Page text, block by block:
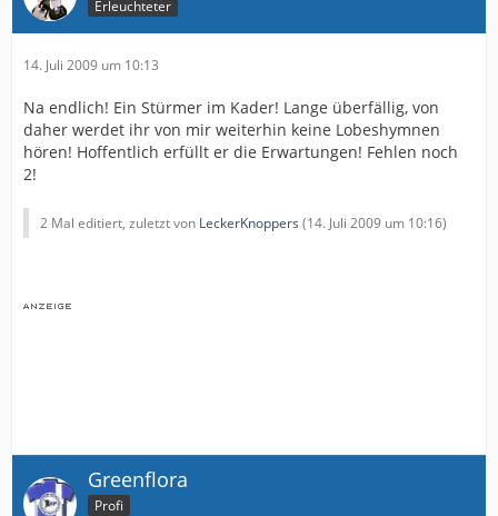
Erleuchteter
14. Juli 2009 um 10:13
Na endlich! Ein Stürmer im Kader! Lange überfällig, von
daher werdet ihr von mir weiterhin keine Lobeshymnen
hören! Hoffentlich erfüllt er die Erwartungen! Fehlen noch
2!
2 Mal editiert, zuletzt von LeckerKnoppers (14. Juli 2009 um 10:16)
Greenflora
Profi